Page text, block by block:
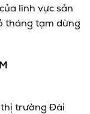
lĩnh vực sản
tháng tạm dừng
thị trường Đài